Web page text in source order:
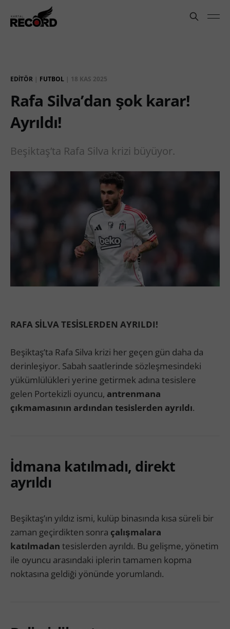
EDITÖR | FUTBOL | 18 KAS 2025
Rafa Silva’dan şok karar!
Ayrıldı!
Beşiktaş’ta Rafa Silva krizi büyüyor.
RAFA SİLVA TESİSLERDEN AYRILDI!
Beşiktaş’ta Rafa Silva krizi her geçen gün daha da
derinleşiyor. Sabah saatlerinde sözleşmesindeki
yükümlülükleri yerine getirmek adına tesislere
gelen Portekizli oyuncu, antrenmana
çıkmamasının ardından tesislerden ayrıldı.
İdmana katılmadı, direkt
ayrıldı
Beşiktaş’ın yıldız ismi, kulüp binasında kısa süreli bir
zaman geçirdikten sonra çalışmalara
katılmadan tesislerden ayrıldı. Bu gelişme, yönetim
ile oyuncu arasındaki iplerin tamamen kopma
noktasına geldiği yönünde yorumlandı.